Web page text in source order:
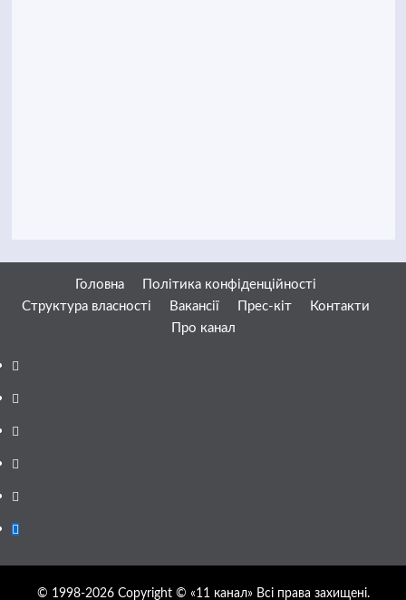
Головна
Політика конфіденційності
Структура власності
Вакансії Прес-кіт
Контакти
Про канал
Facebook
YouTube
Telegram
Instagram
Twitter
Google
© 1998-2026 Copyright © «11 канал» Всі права захищені.